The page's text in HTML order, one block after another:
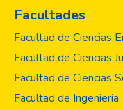
Facultades
Facultad de Ciencias
Facultad de Ciencias
Facultad de Ciencias
Facultad de Ingenieria